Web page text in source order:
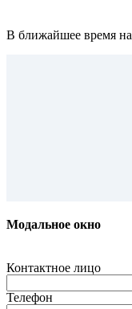
В ближайшее время
Модальное окно
Контактное лицо
Телефон